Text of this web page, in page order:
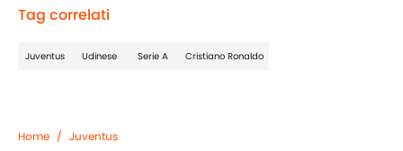
Tag correlati
Juventus Udinese Serie A Cristiano Ronaldo
Home / Juventus